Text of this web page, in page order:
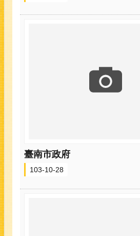
臺南市政府
103-10-28